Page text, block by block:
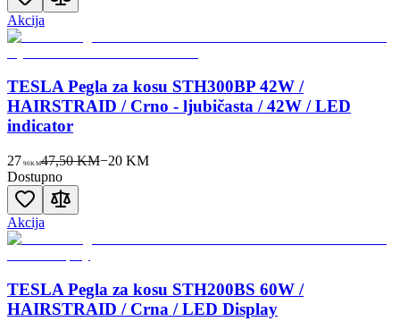
Akcija
TESLA Pegla za kosu STH300BP 42W /
HAIRSTRAID / Crno - ljubičasta / 42W / LED
indicator
27 90KM47,50 KM−20KM
Dostupno
Akcija
TESLA Pegla za kosu STH200BS 60W /
HAIRSTRAID / Crna / LED Display